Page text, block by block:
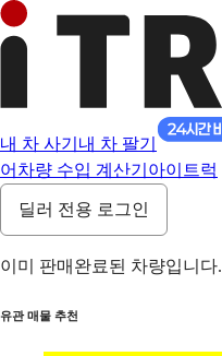
내 차 사기 내 차 팔기
어 차량 수입 계산기 아이트럭
딜러 전용 로그인
이미 판매완료된 차량입니다.
유관 매물 추천